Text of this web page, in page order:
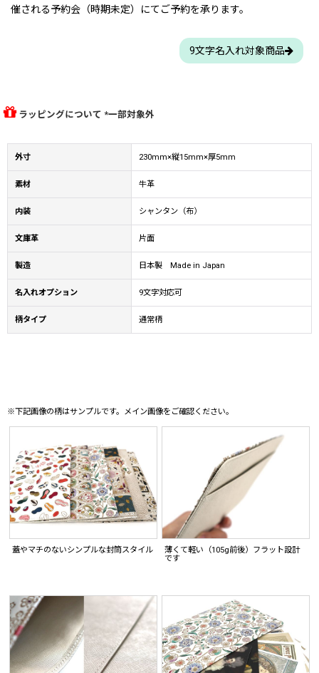
催される予約会（時期未定）にてご予約を承ります。
9文字名入れ対象商品
ラッピングについて *一部対象外
外寸 230mm×縦15mm×厚5mm
素材 牛革
内装 シャンタン（布）
文庫革 片面
製造 日本製 Made in Japan
名入れオプション 9文字対応可
柄タイプ 通常柄
※下記画像の柄はサンプルです。メイン画像をご確認ください。
蓋やマチのないシンプルな封筒スタイル
薄くて軽い（105g前後）フラット設計
です